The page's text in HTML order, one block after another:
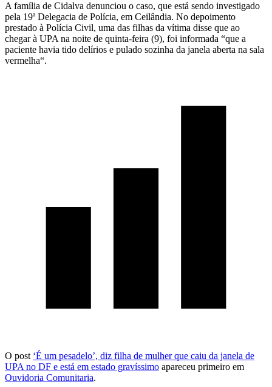
A família de Cidalva denunciou o caso, que está sendo investigado
pela 19ª Delegacia de Polícia, em Ceilândia. No depoimento
prestado à Polícia Civil, uma das filhas da vítima disse que ao
chegar à UPA na noite de quinta-feira (9), foi informada “que a
paciente havia tido delírios e pulado sozinha da janela aberta na sala
vermelha“.
O post ‘É um pesadelo’, diz filha de mulher que caiu da janela de
UPA no DF e está em estado gravíssimo apareceu primeiro em
Ouvidoria Comunitaria.